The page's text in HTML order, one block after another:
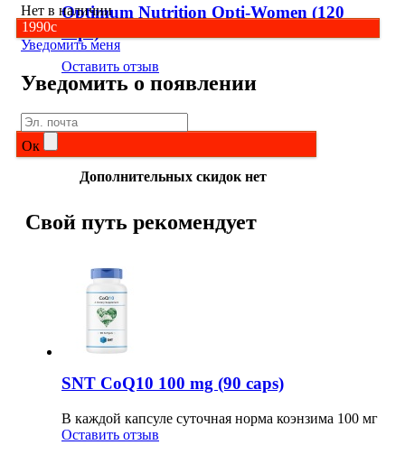
Нет в наличии
1990c
Уведомить меня
Уведомить о появлении
Ок
Optimum Nutrition Opti-Women (120
Оставить отзыв
Дополнительных скидок нет
Свой путь рекомендует
SNT CoQ10 100 mg (90 caps)
В каждой капсуле суточная норма коэнзима 100 мг
Оставить отзыв